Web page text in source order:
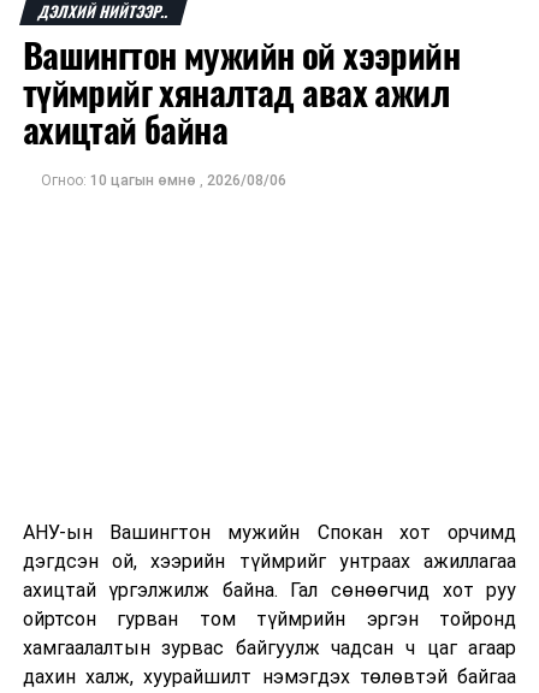
“Уралдронзавод” компани 2023 онд Екатеринбург
хотод байгуулагдсан бөгөөд нисгэгчгүй нисэх
төхөөрөмж үйлдвэрлэдэг аж. Тус компанийн 2025
оны орлого 6.2 тэрбум рубль, цэвэр ашиг нь 1.9
тэрбум рубльд хүрсэн гэж РБК мэдээлсэн байна.
Одоогоор дэлбэрэлтийн шалтгаан, хэрэгт холбоотой
ДЭЛХИЙ НИЙТЭЭР..
Вашингтон мужийн ой хээрийн
түймрийг хяналтад авах ажил
ахицтай байна
Огноо: 10 цагын өмнө , 2026/08/06
АНУ-ын Вашингтон мужийн Спокан хот орчимд
дэгдсэн ой, хээрийн түймрийг унтраах ажиллагаа
ахицтай үргэлжилж байна. Гал сөнөөгчид хот руу
ойртсон гурван том түймрийн эргэн тойронд
хамгаалалтын зурвас байгуулж чадсан ч цаг агаар
дахин халж, хуурайшилт нэмэгдэх төлөвтэй байгаа